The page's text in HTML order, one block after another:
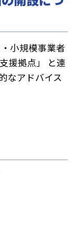
小規模事業者
援拠点」 と連
なアドバイス